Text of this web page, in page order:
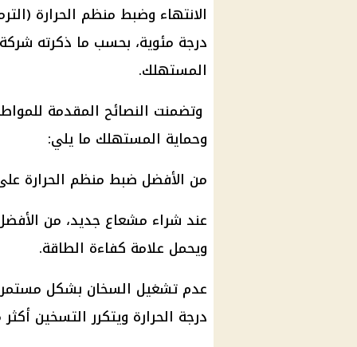
درجة مئوية، بحسب ما ذكرته
المستهلك.
وتضمنت النصائح المقدمة
وحماية المستهلك ما يلي:
من الأفضل ضبط منظم الحرارة على درجة
عند شراء مشعاع جديد، من
ويحمل علامة كفاءة الطاقة.
عدم تشغيل السخان بشكل مستمر
درجة الحرارة ويتكرر التسخين